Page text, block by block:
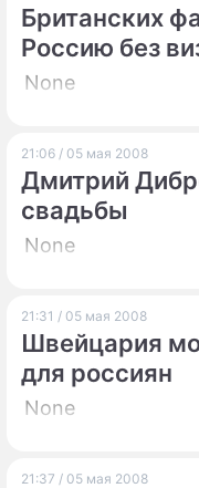
Британских
Россию без
None
21:06 / 05 мая 2008
Дмитрий
свадьбы
None
21:31 / 05 мая 2008
Швейцария
для россиян
None
21:37 / 05 мая 2008